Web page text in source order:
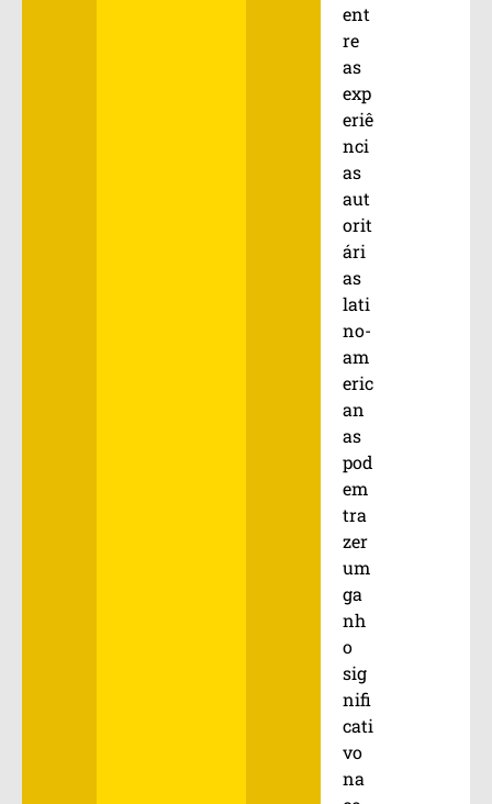
ent
re
as
exp
eriê
nci
as
aut
orit
ári
as
lati
no-
am
eric
an
as
pod
em
tra
zer
um
ga
nh
o
sig
nifi
cati
vo
na